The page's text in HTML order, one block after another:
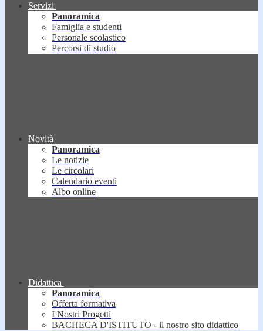
Servizi
Panoramica
Famiglia e studenti
Personale scolastico
Percorsi di studio
Novità
Panoramica
Le notizie
Le circolari
Calendario eventi
Albo online
Didattica
Panoramica
Offerta formativa
I Nostri Progetti
BACHECA D'ISTITUTO - il nostro sito didattico